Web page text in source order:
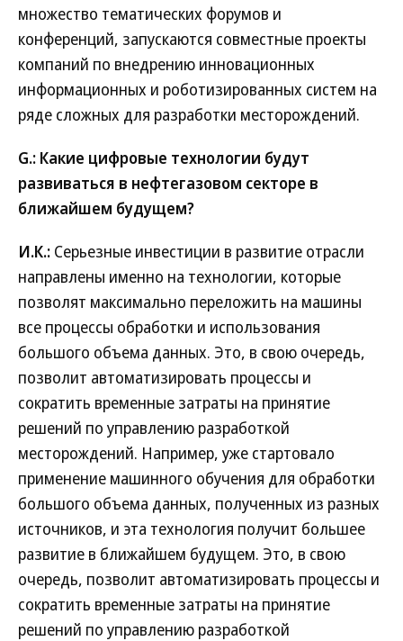
множество тематических форумов и
конференций, запускаются совместные проекты
компаний по внедрению инновационных
информационных и роботизированных систем на
ряде сложных для разработки месторождений.
G.: Какие цифровые технологии будут
развиваться в нефтегазовом секторе в
ближайшем будущем?
И.К.: Серьезные инвестиции в развитие отрасли
направлены именно на технологии, которые
позволят максимально переложить на машины
все процессы обработки и использования
большого объема данных. Это, в свою очередь,
позволит автоматизировать процессы и
сократить временные затраты на принятие
решений по управлению разработкой
месторождений. Например, уже стартовало
применение машинного обучения для обработки
большого объема данных, полученных из разных
источников, и эта технология получит большее
развитие в ближайшем будущем. Это, в свою
очередь, позволит автоматизировать процессы и
сократить временные затраты на принятие
решений по управлению разработкой